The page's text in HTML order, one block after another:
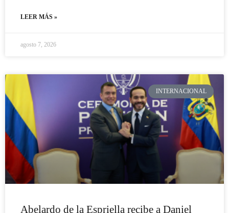
LEER MÁS »
agosto 7, 2026
INTERNACIONAL
Abelardo de la Espriella recibe a Daniel